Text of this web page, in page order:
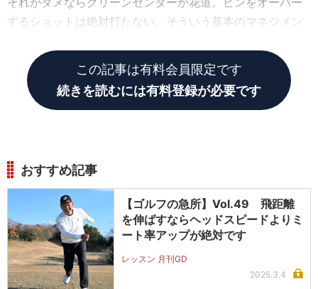
するショットは絶対打たない。そういう基本のマネジメン
この記事は有料会員限定です
続きを読むには有料登録が必要です
おすすめ記事
【ゴルフの急所】Vol.49 飛距離
を伸ばすならヘッドスピードよりミ
ート率アップが絶対です
レッスン 月刊GD
2025.3.4